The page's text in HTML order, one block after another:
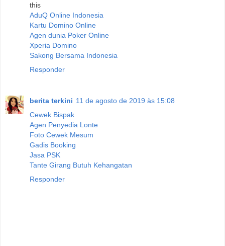
this
AduQ Online Indonesia
Kartu Domino Online
Agen dunia Poker Online
Xperia Domino
Sakong Bersama Indonesia
Responder
berita terkini 11 de agosto de 2019 às 15:08
Cewek Bispak
Agen Penyedia Lonte
Foto Cewek Mesum
Gadis Booking
Jasa PSK
Tante Girang Butuh Kehangatan
Responder